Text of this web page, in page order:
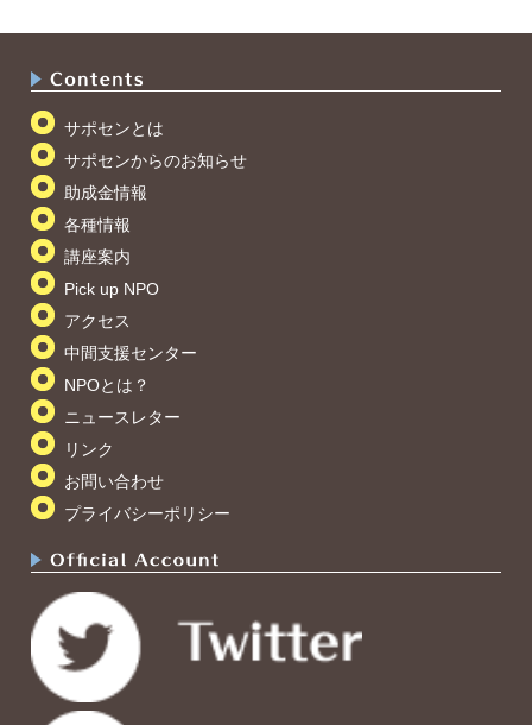
サポセンとは
サポセンからのお知らせ
助成金情報
各種情報
講座案内
Pick up NPO
アクセス
中間支援センター
NPOとは？
ニュースレター
リンク
お問い合わせ
プライバシーポリシー